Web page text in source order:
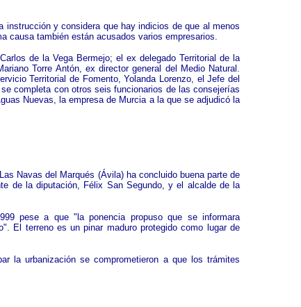
y considera que hay indicios de que al menos
causa también están acusados varios empresarios.
de la Vega Bermejo; el ex delegado Territorial de la
Torre Antón, ex director general del Medio Natural.
Territorial de Fomento, Yolanda Lorenzo, el Jefe del
completa con otros seis funcionarios de las consejerías
Nuevas, la empresa de Murcia a la que se adjudicó la
Navas del Marqués (Ávila) ha concluido buena parte de
de la diputación, Félix San Segundo, y el alcalde de la
pese a que "la ponencia propuso que se informara
El terreno es un pinar maduro protegido como lugar de
la urbanización se comprometieron a que los trámites